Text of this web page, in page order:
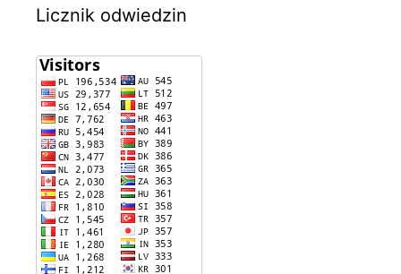
Licznik odwiedzin